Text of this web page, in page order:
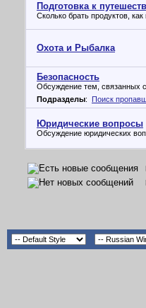
Подготовка к
Сколько брать продуктов,
Охота и Рыбалка
Безопасность
Обсуждение тем, связанных
Подразделы: Поиск
Юридические вопросы
Обсуждение юридических